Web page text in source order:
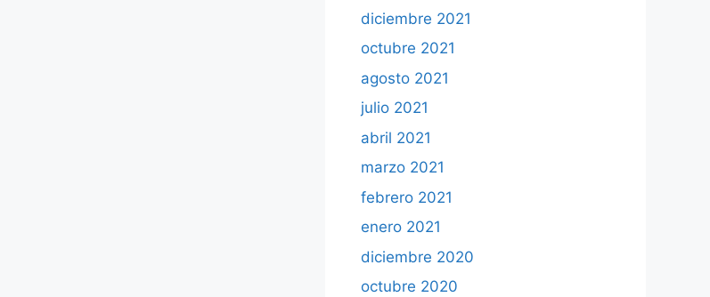
diciembre 2021
octubre 2021
agosto 2021
julio 2021
abril 2021
marzo 2021
febrero 2021
enero 2021
diciembre 2020
octubre 2020